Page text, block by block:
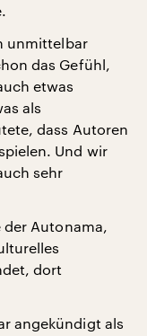
unmittelbar
das Gefühl,
etwas
als
dass Autoren
Und wir
sehr
der Autonama,
dort
angekündigt als